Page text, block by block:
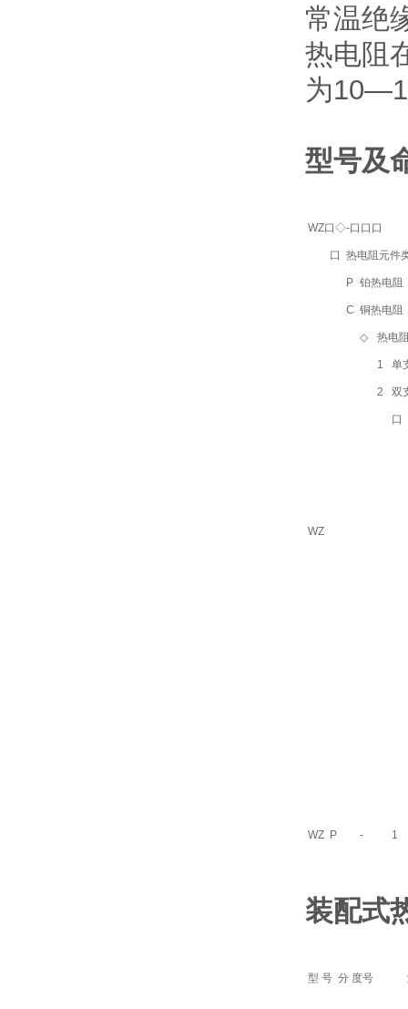
常温绝
热电阻
为
型号及
WZ口◇-口口口
WZ
口 热电阻元件
P 铂热电阻
C 铜热电阻
◇ 热电
1 单
2 双
口
WZ P - 1
装配式
型 号 分 度号